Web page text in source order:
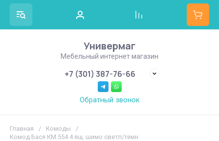
Универмаг
Мебельный интернет магазин
+7 (301) 387-76-66
Обратный звонок
Главная / Комоды
/
Комод Бася КМ 554 4 ящ. шимо светл/темн